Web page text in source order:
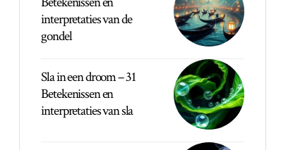
interpretaties van de
gondel
Sla in een droom – 31
Betekenissen en
interpretaties van sla